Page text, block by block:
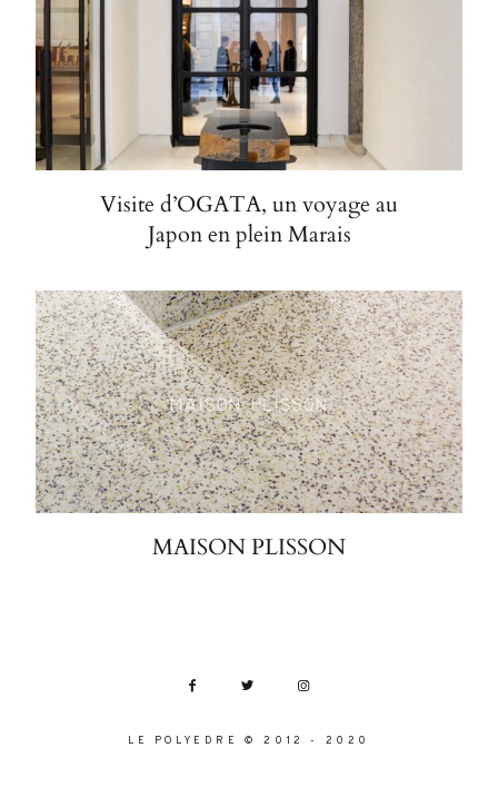
Visite d’OGATA, un voyage au
Japon en plein Marais
MAISON PLISSON
LE POLYEDRE © 2012 - 2020